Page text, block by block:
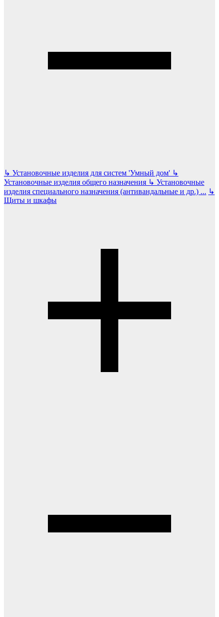
↳ Установочные изделия для систем 'Умный дом' ↳
Установочные изделия общего назначения ↳ Установочные
изделия специального назначения (антивандальные и др.) ... ↳
Щиты и шкафы